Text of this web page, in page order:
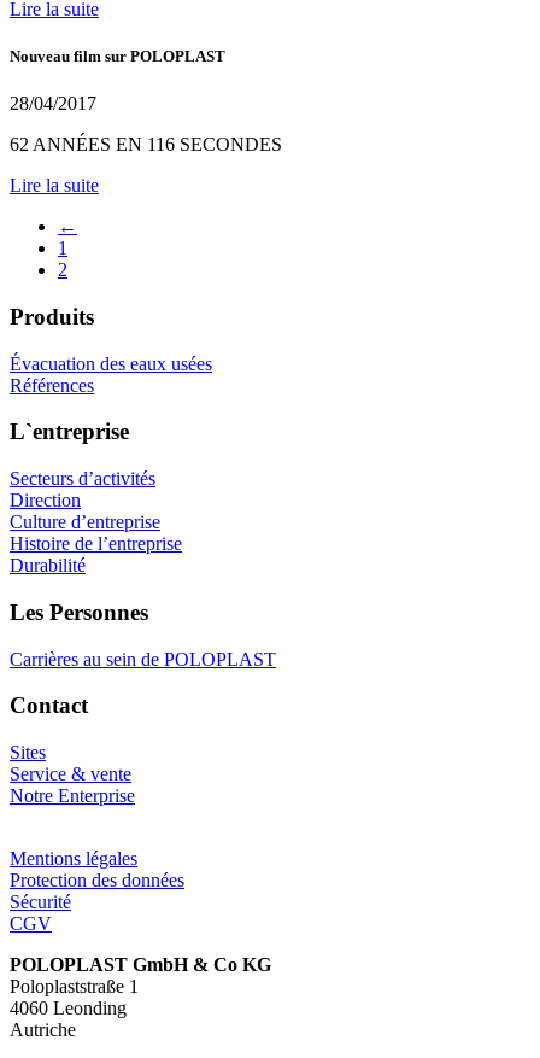
Lire la suite
Nouveau film sur POLOPLAST
28/04/2017
62 ANNÉES EN 116 SECONDES
Lire la suite
←
1
2
Produits
Évacuation des eaux usées
Références
L`entreprise
Secteurs d’activités
Direction
Culture d’entreprise
Histoire de l’entreprise
Durabilité
Les Personnes
Carrières au sein de POLOPLAST
Contact
Sites
Service & vente
Notre Enterprise
Mentions légales
Protection des données
Sécurité
CGV
POLOPLAST GmbH & Co KG
Poloplaststraße 1
4060 Leonding
Autriche